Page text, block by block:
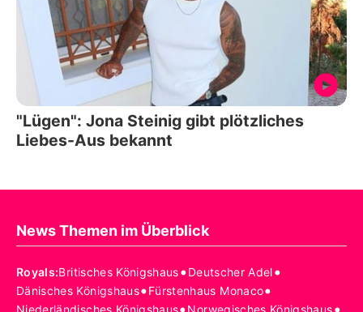
"Lügen": Jona Steinig gibt plötzliches
Liebes-Aus bekannt
News Themen im Überblick
Royals:Britisches Königshaus•Deutscher Adel•
Dänisches Königshaus•Fürstenhaus Monaco•
Niederländisches Königshaus Norwegisches Königshaus